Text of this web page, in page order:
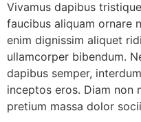
Vivamus dapibus
faucibus aliquam ornare
enim dignissim aliquet
ullamcorper bibendum.
dapibus semper,
inceptos eros. Diam non
pretium massa dolor